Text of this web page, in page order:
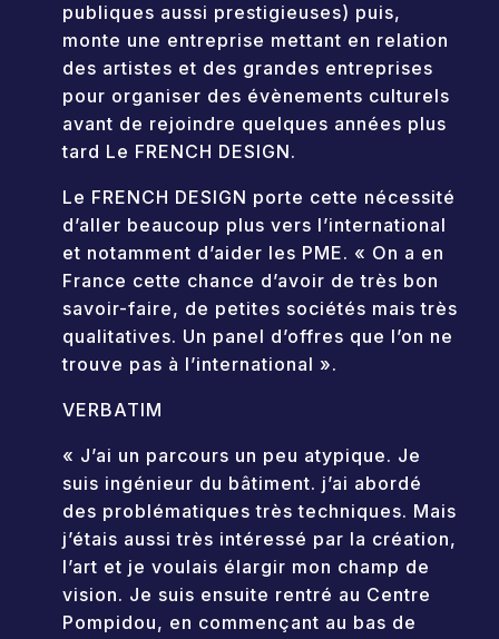
publiques aussi prestigieuses) puis,
monte une entreprise mettant en relation
des artistes et des grandes entreprises
pour organiser des évènements culturels
avant de rejoindre quelques années plus
tard Le FRENCH DESIGN.
Le FRENCH DESIGN porte cette nécessité
d’aller beaucoup plus vers l’international
et notamment d’aider les PME. « On a en
France cette chance d’avoir de très bon
savoir-faire, de petites sociétés mais très
qualitatives. Un panel d’offres que l’on ne
trouve pas à l’international ».
VERBATIM
« J’ai un parcours un peu atypique. Je
suis ingénieur du bâtiment. j’ai abordé
des problématiques très techniques. Mais
j’étais aussi très intéressé par la création,
l’art et je voulais élargir mon champ de
vision. Je suis ensuite rentré au Centre
Pompidou, en commençant au bas de